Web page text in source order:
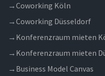
→Coworking Köln
→Coworking Düsseldorf
→ Konferenzraum mieten
→ Konferenzraum mieten
→ Business Model Canvas